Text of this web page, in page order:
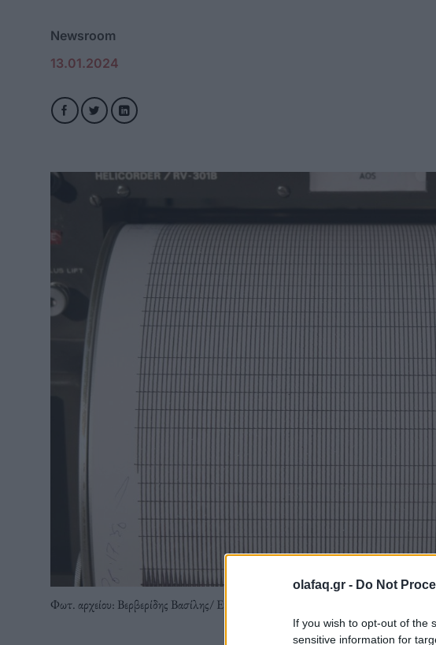
olafaq.gr - Do Not
If you wish to opt-out of the
sensitive information for
Newsroom
13.01.2024
Φωτ. αρχείου: Βερβερίδης Βασίλης/ Eurokinissi